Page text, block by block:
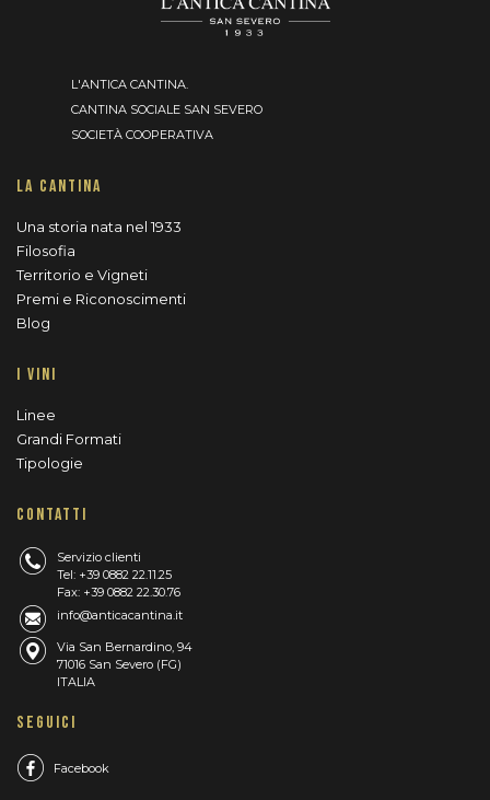
L'ANTICA CANTINA.
CANTINA SOCIALE SAN SEVERO
SOCIETÀ COOPERATIVA
LA CANTINA
Una storia nata nel 1933
Filosofia
Territorio e Vigneti
Premi e Riconoscimenti
Blog
I VINI
Linee
Grandi Formati
Tipologie
CONTATTI
Servizio clienti
Tel: +39 0882 22.11.25
Fax: +39 0882 22.30.76
info@anticacantina.it
Via San Bernardino, 94
71016 San Severo (FG)
ITALIA
SEGUICI
Facebook